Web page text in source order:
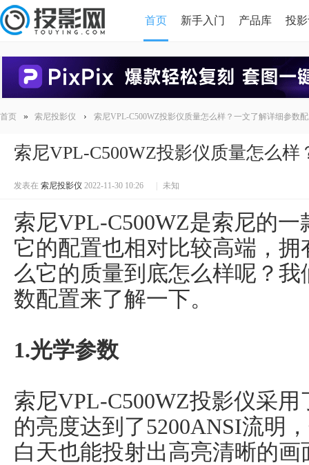
首页 新手入门 产品库 投
首页 » 索尼投影仪 › 索尼VPL-C500WZ投影仪质量怎么样？一文了解详细参数
索尼VPL-C500WZ投影仪质量怎么
发表在 索尼投影仪 2022-11-30 10:26 未知
索尼VPL-C500WZ是索尼的
它的配置也相对比较高端，
么它的质量到底怎么样呢？
数配置来了解一下。
1.光学参数
索尼VPL-C500WZ投影仪采
的亮度达到了5200ANSI流明
白天也能投射出高亮清晰的